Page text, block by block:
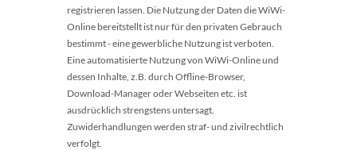
registrieren lassen. Die Nutzung der Daten die WiWi-
Online bereitstellt ist nur für den privaten Gebrauch
bestimmt - eine gewerbliche Nutzung ist verboten.
Eine automatisierte Nutzung von WiWi-Online und
dessen Inhalte, z.B. durch Offline-Browser,
Download-Manager oder Webseiten etc. ist
ausdrücklich strengstens untersagt.
Zuwiderhandlungen werden straf- und zivilrechtlich
verfolgt.